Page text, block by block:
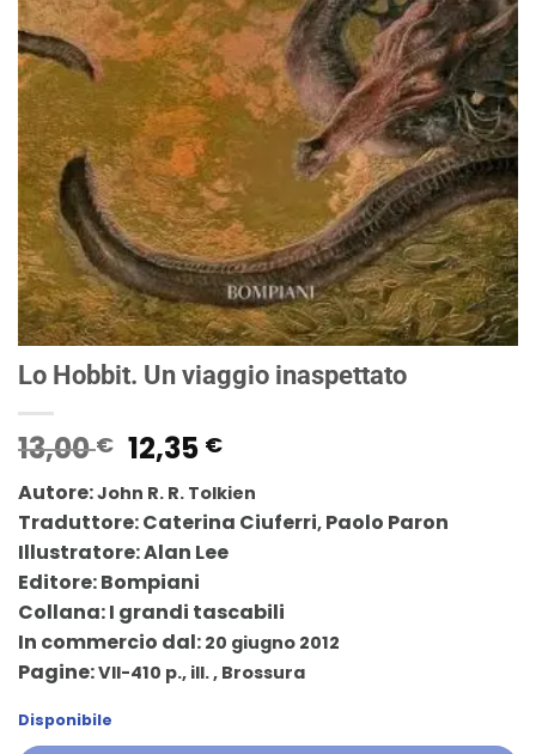
Lo Hobbit. Un viaggio inaspettato
13,00€ Il
originale
era:
13,00 €.
12,35 €Il
prezzo
attuale
è:
12,35 €.
Autore:John R. R. Tolkien
Traduttore:Caterina Ciuferri, Paolo Paron
Illustratore:Alan Lee
Editore:Bompiani
Collana:I grandi tascabili
In commercio dal: 20 giugno 2012
Pagine:VII-410 p., ill. , Brossura
Disponibile